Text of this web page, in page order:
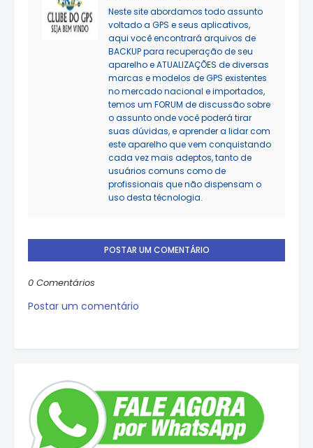
Neste site abordamos todo assunto
voltado a GPS e seus aplicativos,
aqui você encontrará arquivos de
BACKUP para recuperação de seu
aparelho e ATUALIZAÇÕES de diversas
marcas e modelos de GPS existentes
no mercado nacional e importados,
temos um FORUM de discussão sobre
o assunto onde você poderá tirar
suas dúvidas, e aprender a lidar com
este aparelho que vem conquistando
cada vez mais adeptos, tanto de
usuários comuns como de
profissionais que não dispensam o
uso desta técnologia.
POSTAR UM COMENTÁRIO
0 Comentários
Postar um comentário